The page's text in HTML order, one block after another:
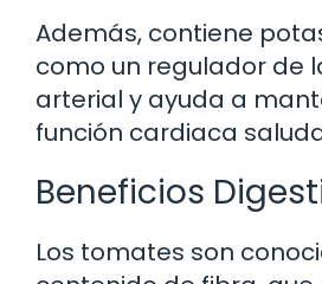
Además, contiene
como un regulador de
arterial y ayuda a
función cardiaca
Beneficios
Los tomates son